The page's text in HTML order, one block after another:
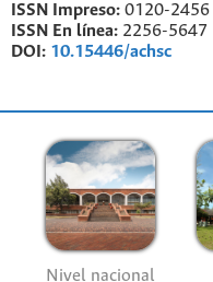
ISSN Impreso: 0120-2456
ISSN En línea: 2256-5647
DOI: 10.15446/achsc
Nivel nacional